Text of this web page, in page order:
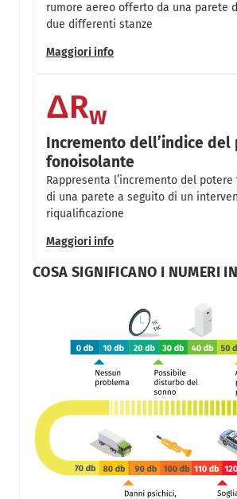
rumore aereo offerto da una parete
due differenti stanze
Maggiori info
ΔRw
Incremento dell’indice del
fonoisolante
Rappresenta l’incremento del
di una parete a seguito di un
riqualificazione
Maggiori info
COSA SIGNIFICANO I NUMERI